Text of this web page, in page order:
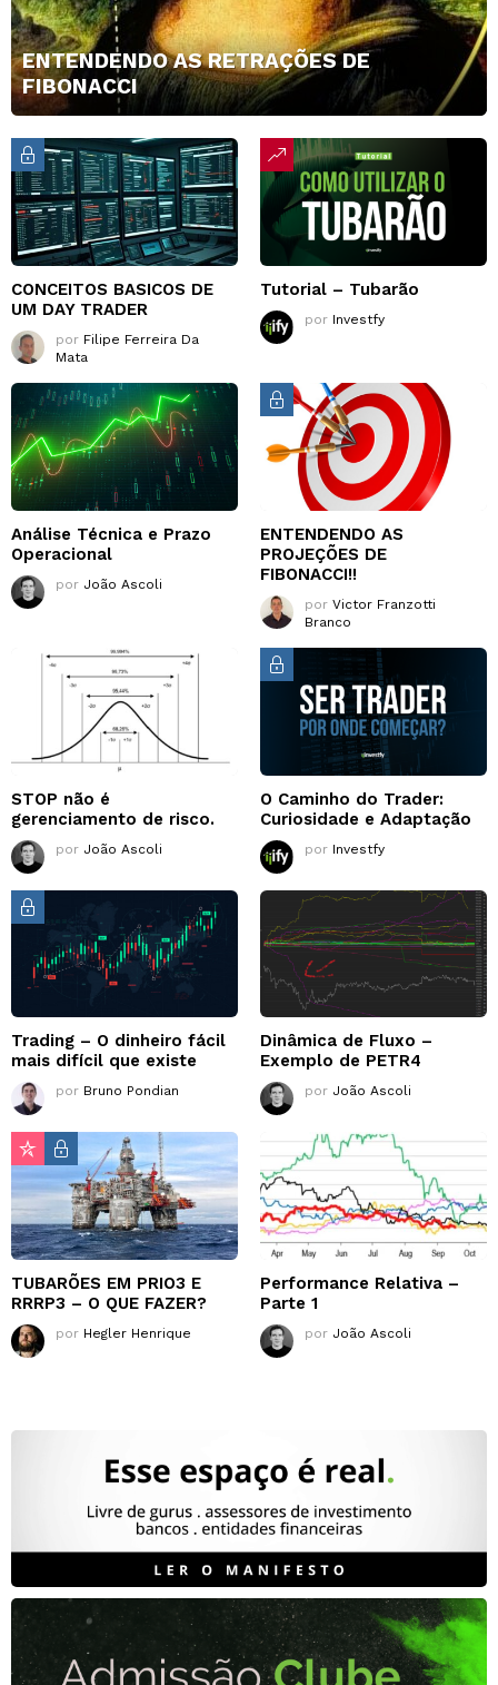
ENTENDENDO AS RETRAÇÕES DE
FIBONACCI
CONCEITOS BASICOS DE
UM DAY TRADER
por Filipe Ferreira Da
Mata
Tutorial – Tubarão
por Investfy
Análise Técnica e Prazo
Operacional
por João Ascoli
ENTENDENDO AS
PROJEÇÕES DE
FIBONACCI!!
por Victor Franzotti
Branco
STOP não é
gerenciamento de risco.
por João Ascoli
O Caminho do Trader:
Curiosidade e Adaptação
por Investfy
Trading – O dinheiro fácil
mais difícil que existe
por Bruno Pondian
Dinâmica de Fluxo –
Exemplo de PETR4
por João Ascoli
TUBARÕES EM PRIO3 E
RRRP3 – O QUE FAZER?
por Hegler Henrique
Performance Relativa –
Parte 1
por João Ascoli